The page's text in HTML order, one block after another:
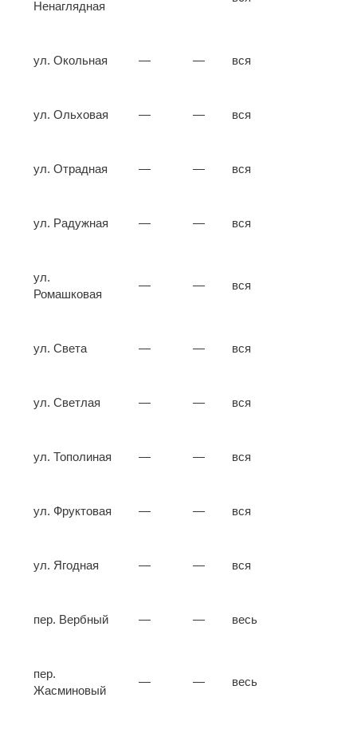
Ненаглядная
ул. Окольная — — вся
ул. Ольховая — — вся
ул. Отрадная — — вся
ул. Радужная — — вся
ул.
Ромашковая
— — вся
ул. Света — — вся
ул. Светлая — — вся
ул. Тополиная — — вся
ул. Фруктовая — — вся
ул. Ягодная — — вся
пер. Вербный — — весь
пер.
Жасминовый
— — весь